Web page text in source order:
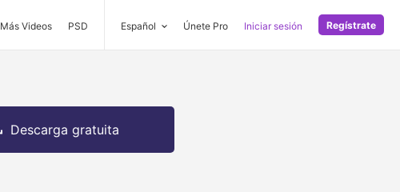
Más Videos PSD Español Únete Pro Iniciar sesión Regístrate
Descarga gratuita